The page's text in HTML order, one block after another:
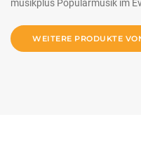
musikplus Popularmusik im
WEITERE PRODUKTE